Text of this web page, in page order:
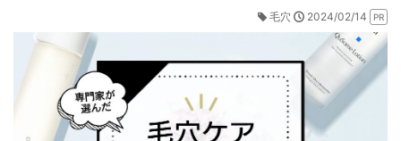
毛穴 2024/02/14